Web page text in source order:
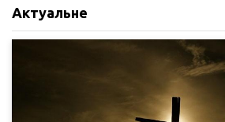
Актуальне